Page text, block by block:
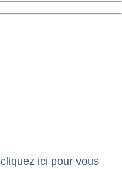
cliquez ici pour vous